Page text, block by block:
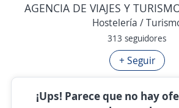
AGENCIA DE VIAJES Y
Hostelería /
313 seguidores
+ Seguir
¡Ups! Parece que no hay